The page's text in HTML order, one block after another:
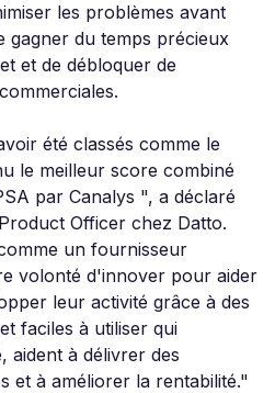
les problèmes avant
gagner du temps précieux
et de débloquer de
été classés comme le
le meilleur score combiné
par Canalys ", a déclaré
Officer chez Datto.
un fournisseur
volonté d'innover pour aider
leur activité grâce à des
faciles à utiliser qui
aident à délivrer des
et à améliorer la rentabilité."